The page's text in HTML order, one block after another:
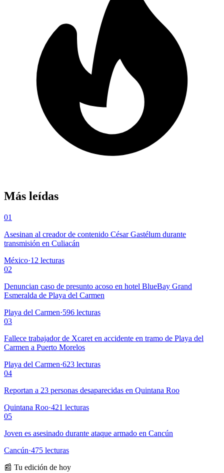
Más leídas
01
Asesinan al creador de contenido César Gastélum durante
transmisión en Culiacán
México·12 lecturas
02
Denuncian caso de presunto acoso en hotel BlueBay Grand
Esmeralda de Playa del Carmen
Playa del Carmen·596 lecturas
03
Fallece trabajador de Xcaret en accidente en tramo de Playa del
Carmen a Puerto Morelos
Playa del Carmen·623 lecturas
04
Reportan a 23 personas desaparecidas en Quintana Roo
Quintana Roo·421 lecturas
05
Joven es asesinado durante ataque armado en Cancún
Cancún·475 lecturas
📰 Tu edición de hoy